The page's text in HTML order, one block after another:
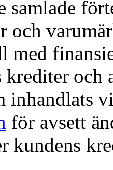
samlade
och
med
krediter och
inhandlats
för avsett
kundens